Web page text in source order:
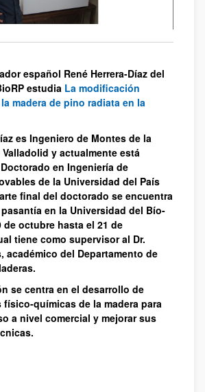
español René Herrera-Díaz del
estudia La modificación
madera de pino radiata en la
es Ingeniero de Montes de la
y actualmente está
en Ingeniería de
de la Universidad del País
final del doctorado se encuentra
en la Universidad del Bío-
de octubre hasta el 21 de
tiene como supervisor al Dr.
académico del Departamento de
se centra en el desarrollo de
químicas de la madera para
a nivel comercial y mejorar sus